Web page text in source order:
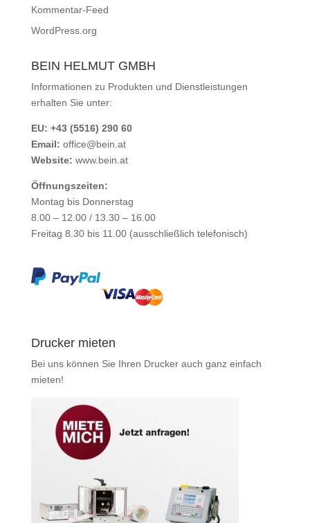
Kommentar-Feed
WordPress.org
BEIN HELMUT GMBH
Informationen zu Produkten und Dienstleistungen
erhalten Sie unter:
EU: +43 (5516) 290 60
Email: office@bein.at
Website: www.bein.at
Öffnungszeiten:
Montag bis Donnerstag
8.00 – 12.00 / 13.30 – 16.00
Freitag 8.30 bis 11.00 (ausschließlich telefonisch)
Drucker mieten
Bei uns können Sie Ihren Drucker auch ganz einfach
mieten!